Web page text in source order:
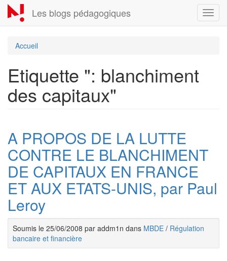
Aller
au
contenu
Les blogs pédagogiques
Accueil
Etiquette ": blanchiment
des capitaux"
A PROPOS DE LA LUTTE
CONTRE LE BLANCHIMENT
DE CAPITAUX EN FRANCE
ET AUX ETATS-UNIS, par Paul
Leroy
Soumis le 25/06/2008 par addm1n dans MBDE / Régulation
bancaire et financière